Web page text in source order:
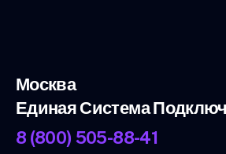
Москва
Единая Система
8 (800) 505-88-41